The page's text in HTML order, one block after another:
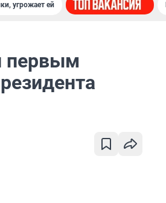
угрожает ей
первым